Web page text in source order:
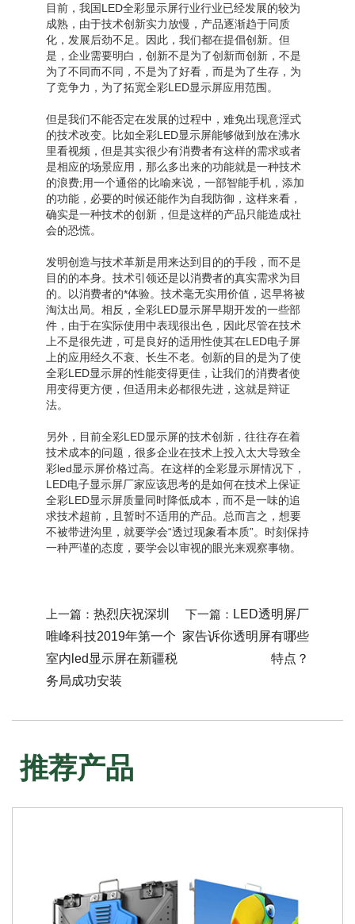
目前，我国LED全彩显示屏行业行业已经发展的较为
成熟，由于技术创新实力放慢，产品逐渐趋于同质
化，发展后劲不足。因此，我们都在提倡创新。但
是，企业需要明白，创新不是为了创新而创新，不是
为了不同而不同，不是为了好看，而是为了生存，为
了竞争力，为了拓宽全彩LED显示屏应用范围。
但是我们不能否定在发展的过程中，难免出现意淫式
的技术改变。比如全彩LED显示屏能够做到放在沸水
里看视频，但是其实很少有消费者有这样的需求或者
是相应的场景应用，那么多出来的功能就是一种技术
的浪费;用一个通俗的比喻来说，一部智能手机，添加
的功能，必要的时候还能作为自我防御，这样来看，
确实是一种技术的创新，但是这样的产品只能造成社
会的恐慌。
发明创造与技术革新是用来达到目的的手段，而不是
目的的本身。技术引领还是以消费者的真实需求为目
的。以消费者的*体验。技术毫无实用价值，迟早将被
淘汰出局。相反，全彩LED显示屏早期开发的一些部
件，由于在实际使用中表现很出色，因此尽管在技术
上不是很先进，可是良好的适用性使其在LED电子屏
上的应用经久不衰、长生不老。创新的目的是为了使
全彩LED显示屏的性能变得更佳，让我们的消费者使
用变得更方便，但适用未必都很先进，这就是辩证
法。
另外，目前全彩LED显示屏的技术创新，往往存在着
技术成本的问题，很多企业在技术上投入太大导致全
彩led显示屏价格过高。在这样的全彩显示屏情况下，
LED电子显示屏厂家应该思考的是如何在技术上保证
全彩LED显示屏质量同时降低成本，而不是一味的追
求技术超前，且暂时不适用的产品。总而言之，想要
不被带进沟里，就要学会“透过现象看本质”。时刻保持
一种严谨的态度，要学会以审视的眼光来观察事物。
上一篇： 热烈庆祝深圳
唯峰科技2019年第一个
室内led显示屏在新疆税
务局成功安装
下一篇： LED透明屏厂
家告诉你透明屏有哪些
特点？
推荐产品